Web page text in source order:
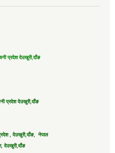
प्रदेश देउखुरी,दाँङ
प्रदेश देउखुरी,दाँङ
, देउखुरी,दाँङ, नेपाल
देउखुरी,दाँङ